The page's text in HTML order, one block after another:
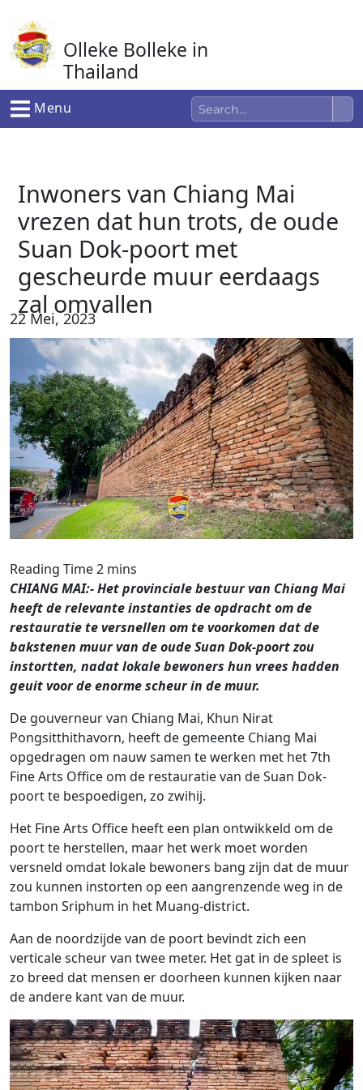
naar
de
inhoud
Olleke Bolleke in
Thailand
In Thailand
Menu
Inwoners van Chiang Mai
vrezen dat hun trots, de oude
Suan Dok-poort met
gescheurde muur eerdaags
zal omvallen
22 Mei, 2023
CHIANG MAI:- Het provinciale bestuur van Chiang Mai
heeft de relevante instanties de opdracht om de
restauratie te versnellen om te voorkomen dat de
bakstenen muur van de oude Suan Dok-poort zou
instortten, nadat lokale bewoners hun vrees hadden
geuit voor de enorme scheur in de muur.
De gouverneur van Chiang Mai, Khun Nirat
Pongsitthithavorn, heeft de gemeente Chiang Mai
opgedragen om nauw samen te werken met het 7th
Fine Arts Office om de restauratie van de Suan Dok-
poort te bespoedigen, zo zwihij.
Het Fine Arts Office heeft een plan ontwikkeld om de
poort te herstellen, maar het werk moet worden
versneld omdat lokale bewoners bang zijn dat de muur
zou kunnen instorten op een aangrenzende weg in de
tambon Sriphum in het Muang-district.
Aan de noordzijde van de poort bevindt zich een
verticale scheur van twee meter. Het gat in de spleet is
zo breed dat mensen er doorheen kunnen kijken naar
de andere kant van de muur.